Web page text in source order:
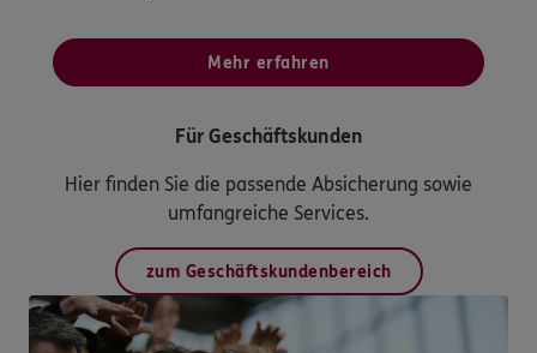
Mehr erfahren
Für Geschäftskunden
Hier finden Sie die passende Absicherung sowie
umfangreiche Services.
zum Geschäftskundenbereich